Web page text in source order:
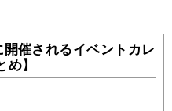
開催されるイベントカレ
め】